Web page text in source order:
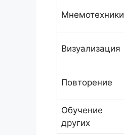
Мнемотехники
Визуализация
Повторение
Обучение
других